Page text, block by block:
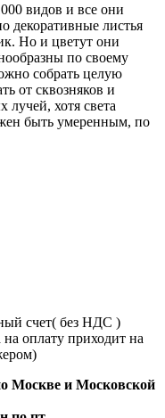
видов и все они
декоративные листья
Но и цветут они
по своему
собрать целую
от сквозняков и
лучей, хотя света
быть умеренным, по
счет( без НДС )
оплату приходит на
Москве и Московской